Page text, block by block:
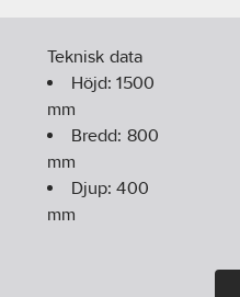
Teknisk data
Höjd:1500
mm
Bredd: 800
mm
Djup:400
mm